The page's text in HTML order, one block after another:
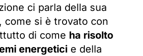
ci parla della sua
come si è trovato con
di come ha risolto
energeticie della